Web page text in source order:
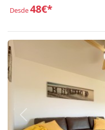
Desde48€*
Anterior